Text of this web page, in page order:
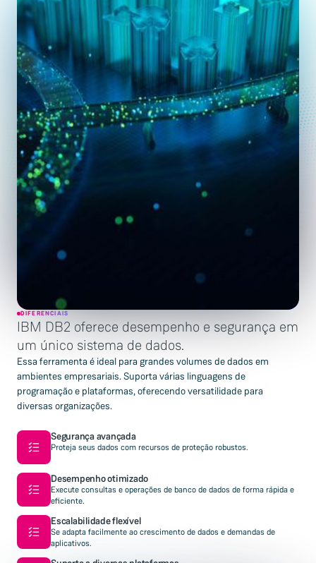
DIFERENCIAIS
IBM DB2 oferece desempenho e segurança em
um único sistema de dados.
Essa ferramenta é ideal para grandes volumes de dados em
ambientes empresariais. Suporta várias linguagens de
programação e plataformas, oferecendo versatilidade para
diversas organizações.
Segurança avançada
Proteja seus dados com recursos de proteção robustos.
Desempenho otimizado
Execute consultas e operações de banco de dados de forma rápida e
eficiente.
Escalabilidade flexível
Se adapta facilmente ao crescimento de dados e demandas de
aplicativos.